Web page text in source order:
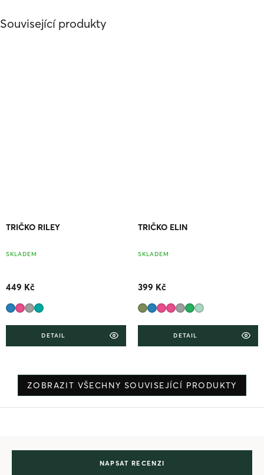
Související produkty
TRIČKO RILEY
SKLADEM
449 Kč
DETAIL
TRIČKO ELIN
SKLADEM
399 Kč
DETAIL
ZOBRAZIT VŠECHNY SOUVISEJÍCÍ PRODUKTY
NAPSAT RECENZI